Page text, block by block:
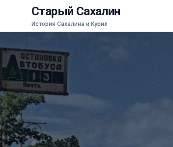
Старый Сахалин
История Сахалина и Курил